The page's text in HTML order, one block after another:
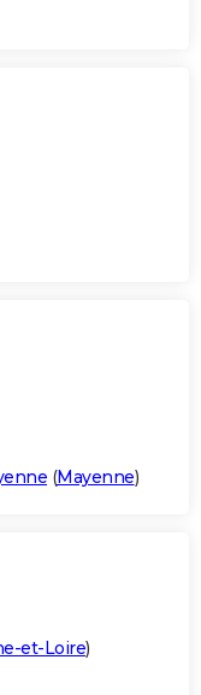
(Mayenne)
et-Loire)